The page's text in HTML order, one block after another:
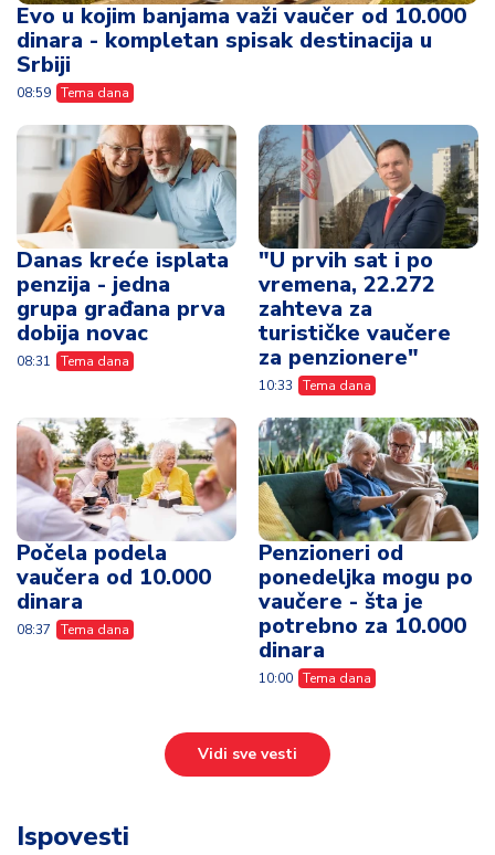
Evo u kojim banjama važi vaučer od 10.000
dinara - kompletan spisak destinacija u
Srbiji
08:59 Tema dana
Danas kreće isplata
penzija - jedna
grupa građana prva
dobija novac
08:31 Tema dana
"U prvih sat i po
vremena, 22.272
zahteva za
turističke vaučere
za penzionere"
10:33 Tema dana
Počela podela
vaučera od 10.000
dinara
08:37 Tema dana
Penzioneri od
ponedeljka mogu po
vaučere - šta je
potrebno za 10.000
dinara
10:00 Tema dana
Vidi sve vesti
Ispovesti